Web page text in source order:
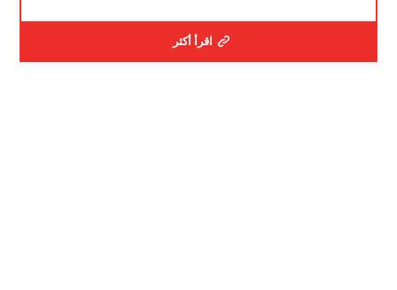
اقرأ أكثر